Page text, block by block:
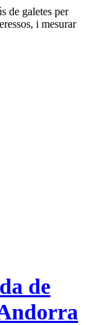
de galetes per
i mesurar
de